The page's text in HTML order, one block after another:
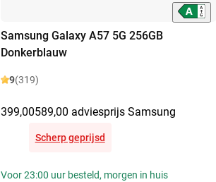
Samsung Galaxy A57 5G 256GB
Donkerblauw
9(319)
399,00589,00 adviesprijs Samsung
Scherp geprijsd
Voor 23:00 uur besteld, morgen in huis